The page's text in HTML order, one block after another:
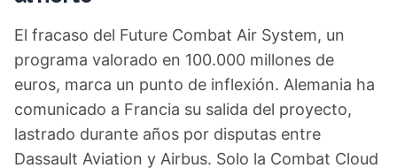
El fracaso del Future Combat Air System, un
programa valorado en 100.000 millones de
euros, marca un punto de inflexión. Alemania ha
comunicado a Francia su salida del proyecto,
lastrado durante años por disputas entre
Dassault Aviation y Airbus. Solo la Combat Cloud